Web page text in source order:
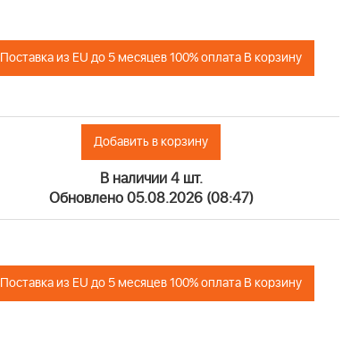
Поставка из EU до 5 месяцев 100% оплата В корзину
Добавить в корзину
В наличии 4 шт.
Обновлено 05.08.2026 (08:47)
Поставка из EU до 5 месяцев 100% оплата В корзину